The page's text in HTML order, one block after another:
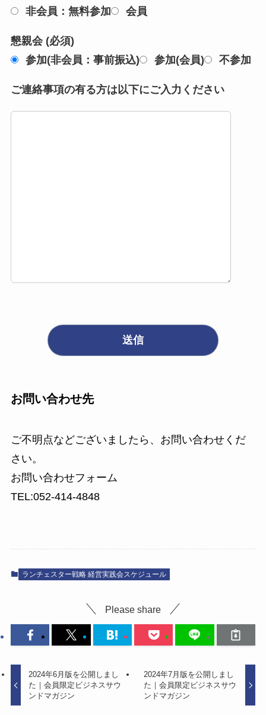
非会員：無料参加
会員
懇親会 (必須)
参加(非会員：事前振込)
参加(会員) 不参加
ご連絡事項の有る方は以下にご入力ください
お問い合わせ先
ご不明点などございましたら、お問い合わせくだ
さい。
お問い合わせフォーム
TEL:052-414-4848
ランチェスター戦略 経営実践会スケジュール
Please share
2024年6月版を公開しまし
た｜会員限定ビジネスサウ
ンドマガジン
2024年7月版を公開しまし
た｜会員限定ビジネスサウ
ンドマガジン